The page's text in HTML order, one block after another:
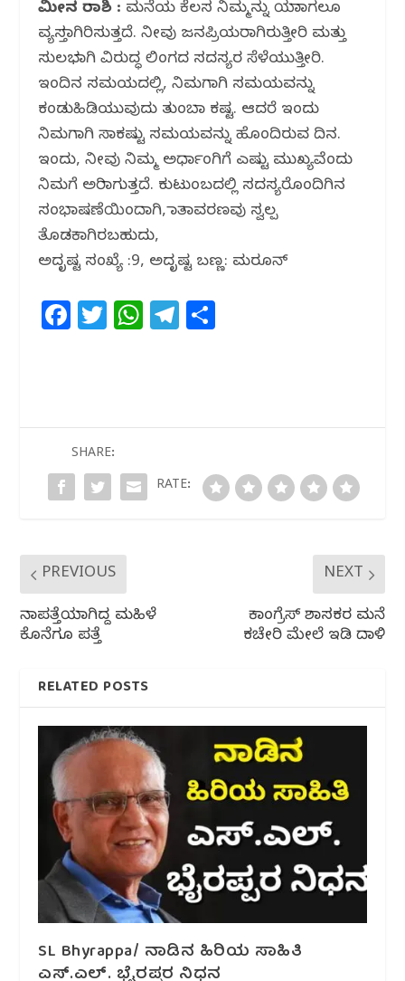
ಮೀನ ರಾಶಿ : ಮನೆಯ ಕೆಲಸ ನಿಮ್ಮನ್ನು ಯಾವಾಗಲೂ
ವ್ಯಸ್ತವಾಗಿರಿಸುತ್ತದೆ. ನೀವು ಜನಪ್ರಿಯರಾಗಿರುತ್ತೀರಿ ಮತ್ತು
ಸುಲಭವಾಗಿ ವಿರುದ್ಧ ಲಿಂಗದ ಸದಸ್ಯರ ಸೆಳೆಯುತ್ತೀರಿ.
ಇಂದಿನ ಸಮಯದಲ್ಲಿ, ನಿಮಗಾಗಿ ಸಮಯವನ್ನು
ಕಂಡುಹಿಡಿಯುವುದು ತುಂಬಾ ಕಷ್ಟ. ಆದರೆ ಇಂದು
ನಿಮಗಾಗಿ ಸಾಕಷ್ಟು ಸಮಯವನ್ನು ಹೊಂದಿರುವ ದಿನ.
ಇಂದು, ನೀವು ನಿಮ್ಮ ಅರ್ಧಾಂಗಿಗೆ ಎಷ್ಟು ಮುಖ್ಯವೆಂದು
ನಿಮಗೆ ಅರಿವಾಗುತ್ತದೆ. ಕುಟುಂಬದಲ್ಲಿ ಸದಸ್ಯರೊಂದಿಗಿನ
ಸಂಭಾಷಣೆಯಿಂದಾಗಿ, ವಾತಾವರಣವು ಸ್ವಲ್ಪ
ತೊಡಕಾಗಿರಬಹುದು,
ಅದೃಷ್ಟ ಸಂಖ್ಯೆ :9, ಅದೃಷ್ಟ ಬಣ್ಣ: ಮರೂನ್
F
b
o
T
r
W
A
p
T
ra
SHARE:
RATE:
PREVIOUS
ನಾಪತ್ತೆಯಾಗಿದ್ದ ಮಹಿಳೆ
ಕೊನೆಗೂ ಪತ್ತೆ
NEXT
ಕಾಂಗ್ರೆಸ್ ಶಾಸಕರ ಮನೆ
ಕಚೇರಿ ಮೇಲೆ ಇಡಿ ದಾಳಿ
RELATED POSTS
SL Bhyrappa/ ನಾಡಿನ ಹಿರಿಯ ಸಾಹಿತಿ
ಎಸ್.ಎಲ್. ಭೈರಪ್ಪರ ನಿಧನ